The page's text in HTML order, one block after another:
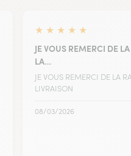
★ ★ ★ ★ ★
JE VOUS REMERCI DE
LA…
JE VOUS REMERCI DE LA
LIVRAISON
08/03/2026